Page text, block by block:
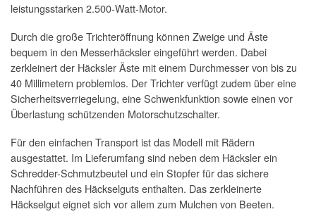
leistungsstarken 2.500-Watt-Motor.
Durch die große Trichteröffnung können Zweige und Äste
bequem in den Messerhäcksler eingeführt werden. Dabei
zerkleinert der Häcksler Äste mit einem Durchmesser von bis zu
40 Millimetern problemlos. Der Trichter verfügt zudem über eine
Sicherheitsverriegelung, eine Schwenkfunktion sowie einen vor
Überlastung schützenden Motorschutzschalter.
Für den einfachen Transport ist das Modell mit Rädern
ausgestattet. Im Lieferumfang sind neben dem Häcksler ein
Schredder-Schmutzbeutel und ein Stopfer für das sichere
Nachführen des Häckselguts enthalten. Das zerkleinerte
Häckselgut eignet sich vor allem zum Mulchen von Beeten.